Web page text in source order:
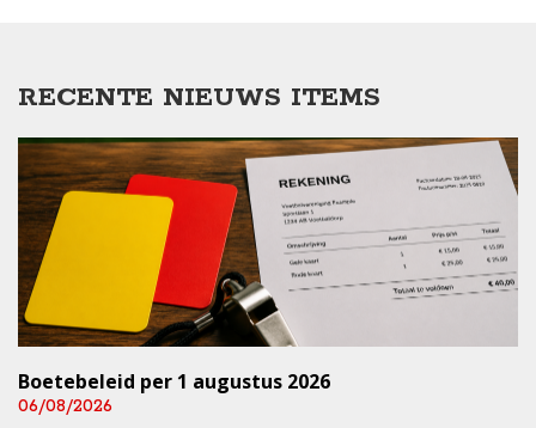
RECENTE NIEUWS ITEMS
Boetebeleid per 1 augustus 2026
06/08/2026